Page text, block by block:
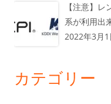
【注意】
系が利用出
2022年3月1
カテゴリー